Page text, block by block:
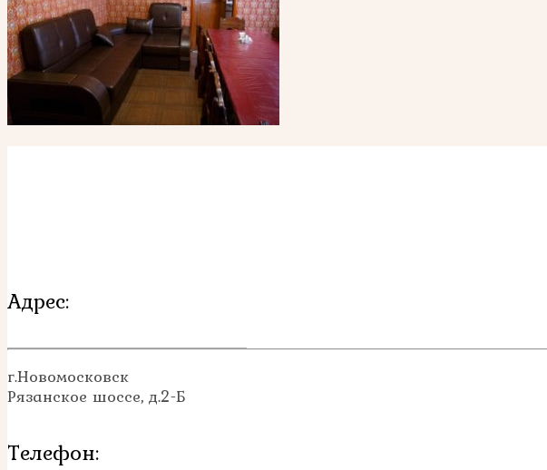
Адрес:
г.Новомосковск
Рязанское шоссе, д.2-Б
Телефон: